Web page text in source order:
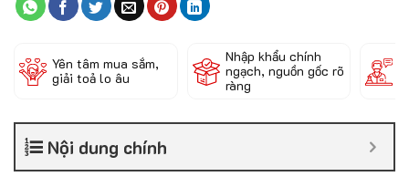
Yên tâm mua sắm,
giải toả lo âu
Nhập khẩu chính
ngạch, nguồn gốc rõ
ràng
Nội dung chính